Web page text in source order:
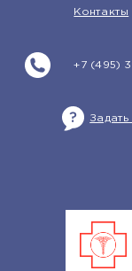
+7 (495)
Контакты